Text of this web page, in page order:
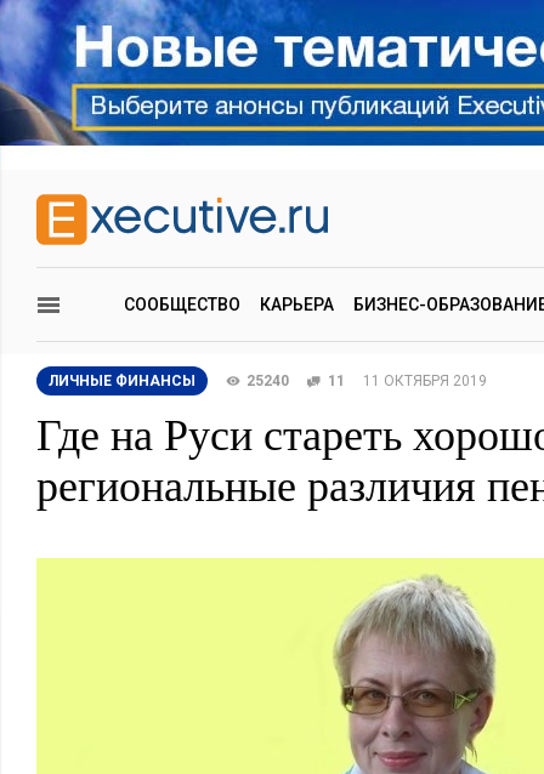
СООБЩЕСТВО КАРЬЕРА БИЗНЕС-
ЛИЧНЫЕ ФИНАНСЫ 25240 11 11 ОКТЯБРЯ 2019
Где на Руси стареть
региональные различия